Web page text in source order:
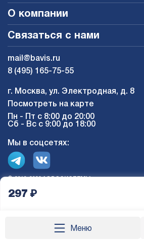
Меню
297 ₽
О компании
Связаться с нами
mail@bavis.ru
8 (495) 165-75-55
г. Москва, ул. Электродная, д. 8
Посмотреть на карте
Пн - Пт с 8:00 до 20:00
Сб - Вс с 9:00 до 18:00
Мы в соцсетях: